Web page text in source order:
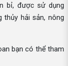
bỉ, được sử dụng
hải sản, nông
bạn có thể tham